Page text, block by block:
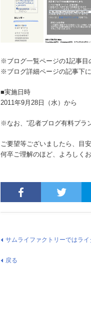
※ブログ一覧ページの1記事目
※ブログ詳細ページの記事下
■実施日時
2011年9月28日（水）から
※なお、“忍者ブログ有料プラ
ご要望等ございましたら、目
何卒ご理解のほど、よろしく
サムライファクトリーではラ
戻る